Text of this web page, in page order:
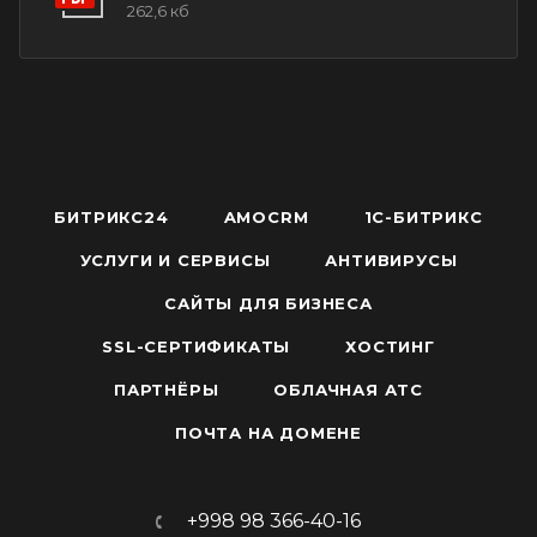
262,6 кб
БИТРИКС24 AMOCRM 1С-БИТРИКС
УСЛУГИ И СЕРВИСЫ АНТИВИРУСЫ
САЙТЫ ДЛЯ БИЗНЕСА
SSL-СЕРТИФИКАТЫ ХОСТИНГ
ПАРТНЁРЫ ОБЛАЧНАЯ АТС
ПОЧТА НА ДОМЕНЕ
+998 98 366-40-16